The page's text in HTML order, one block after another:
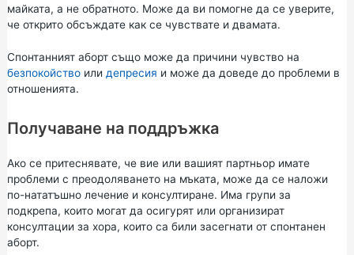
майката, а не обратното. Може да ви помогне да се уверите,
че открито обсъждате как се чувствате и двамата.
Спонтанният аборт също може да причини чувство на
безпокойствоили депресия и може да доведе до проблеми в
отношенията.
Получаване на поддръжка
Ако се притеснявате, че вие или вашият партньор имате
проблеми с преодоляването на мъката, може да се наложи
по-нататъшно лечение и консултиране. Има групи за
подкрепа, които могат да осигурят или организират
консултации за хора, които са били засегнати от спонтанен
аборт.